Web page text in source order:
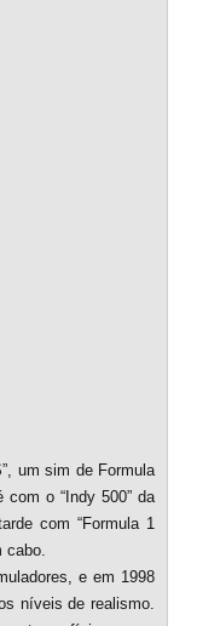
um sim de Formula
o “Indy 500” da
com “Formula 1
cabo.
e em 1998
níveis de realismo.